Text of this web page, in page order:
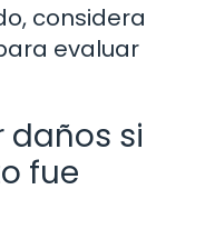
considera
evaluar
daños si
fue